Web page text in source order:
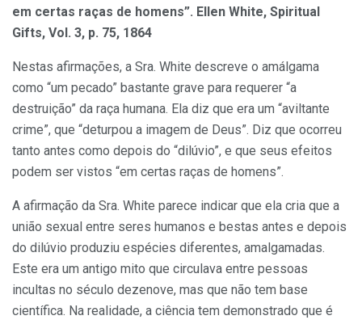
em certas raças de homens”. Ellen White, Spiritual
Gifts, Vol. 3, p. 75, 1864
Nestas afirmações, a Sra. White descreve o amálgama
como “um pecado” bastante grave para requerer “a
destruição” da raça humana. Ela diz que era um “aviltante
crime”, que “deturpou a imagem de Deus”. Diz que ocorreu
tanto antes como depois do “dilúvio”, e que seus efeitos
podem ser vistos “em certas raças de homens”.
A afirmação da Sra. White parece indicar que ela cria que a
união sexual entre seres humanos e bestas antes e depois
do dilúvio produziu espécies diferentes, amalgamadas.
Este era um antigo mito que circulava entre pessoas
incultas no século dezenove, mas que não tem base
científica. Na realidade, a ciência tem demonstrado que é